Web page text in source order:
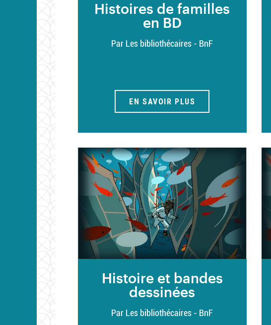
Histoires de familles
en BD
Par Les bibliothécaires - BnF
EN SAVOIR PLUS
Histoire et bandes
dessinées
Par Les bibliothécaires - BnF